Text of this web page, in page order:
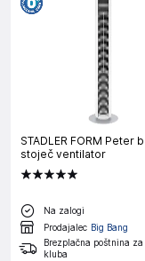
STADLER FORM Peter
stoječ ventilator
Na zalogi
Prodajalec Big Bang
Brezplačna poštnina za
kluba